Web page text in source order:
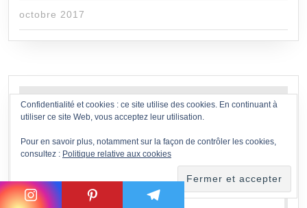
octobre 2017
Vous êtes libre de recevoir mon dossier
bonus
"Comment mieux dormir
naturellement".
Confidentialité et cookies : ce site utilise des cookies. En continuant à
utiliser ce site Web, vous acceptez leur utilisation.
Pour en savoir plus, notamment sur la façon de contrôler les cookies,
consultez : Politique relative aux cookies